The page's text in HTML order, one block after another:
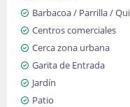
Barbacoa / Parrilla /
Centros comerciales
Cerca zona urbana
Garita de Entrada
Jardín
Patio